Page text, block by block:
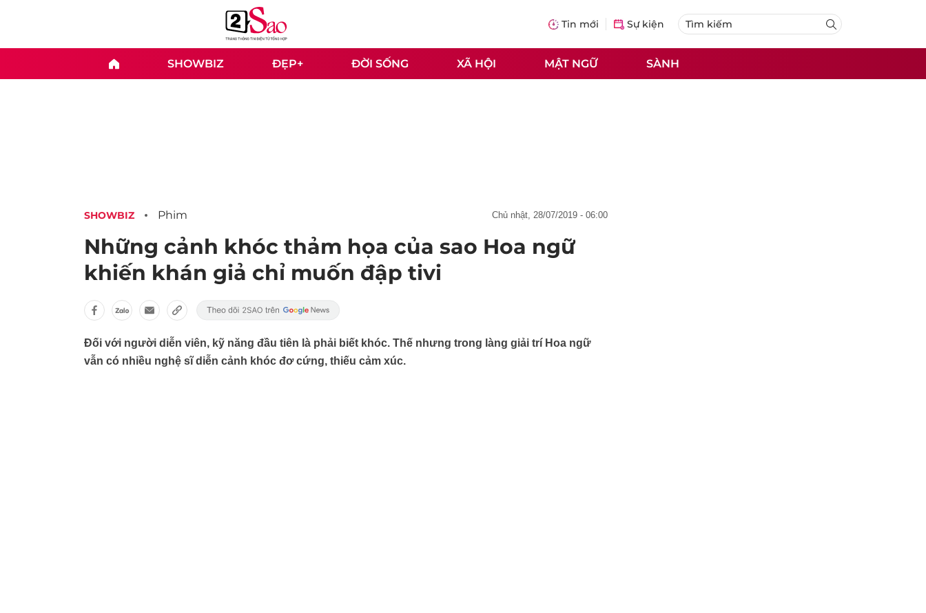
Tin mới Sự kiện
SHOWBIZ ĐẸP+ ĐỜI SỐNG XÃ HỘI MẬT NGỮ SÀNH
SHOWBIZ Phim chủ nhật, 28/07/2019 - 06:00
Những cảnh khóc thảm họa của sao Hoa ngữ
khiến khán giả chỉ muốn đập tivi
Đối với người diễn viên, kỹ năng đầu tiên là phải biết khóc. Thế nhưng trong làng giải trí Hoa ngữ
vẫn có nhiều nghệ sĩ diễn cảnh khóc đơ cứng, thiếu cảm xúc.